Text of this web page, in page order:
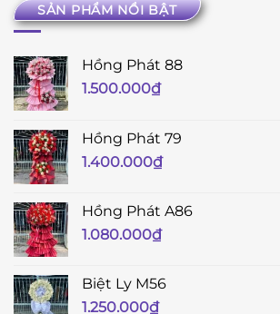
SẢN PHẨM NỔI BẬT
Hồng Phát 88
1.500.000₫
Hồng Phát 79
1.400.000₫
Hồng Phát A86
1.080.000₫
Biệt Ly M56
1.250.000₫